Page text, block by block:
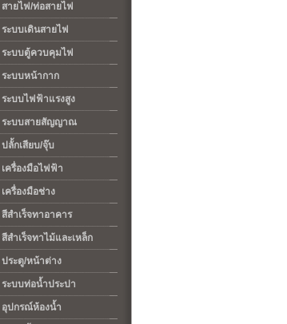
สายไฟ/ท่อสายไฟ
ระบบเดินสายไฟ
ระบบตู้ควบคุมไฟ
ระบบหน้ากาก
ระบบไฟฟ้าแรงสูง
ระบบสายสัญญาณ
ปลั้กเสียบ/จุ๊บ
เครื่องมือไฟฟ้า
เครื่องมือช่าง
สีสำเร็จทาอาคาร
สีสำเร็จทาไม้และเหล็ก
ประตู/หน้าต่าง
ระบบท่อน้ำประปา
อุปกรณ์ห้องน้ำ